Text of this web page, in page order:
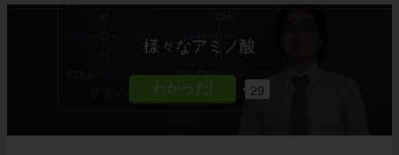
様々なアミノ酸
29